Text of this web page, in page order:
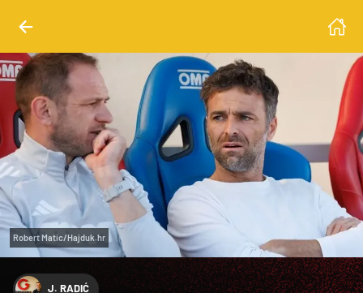
Robert Matic/Hajduk.hr
J. RADIĆ